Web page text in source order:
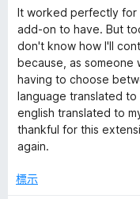
分
分
價
3
分
，
滿
分
5
分
It worked perfectly for
add-on to have. But
don't know how I'll
because, as someone
having to choose
language translated
english translated to
thankful for this
again.
標示